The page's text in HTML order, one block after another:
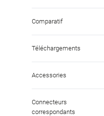
Comparatif
Téléchargements
Accessories
Connecteurs
correspondants